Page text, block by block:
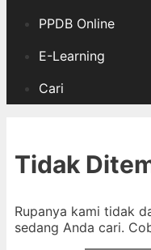
PPDB Online
E-Learning
Cari
Tidak
Rupanya kami tidak
sedang Anda cari.